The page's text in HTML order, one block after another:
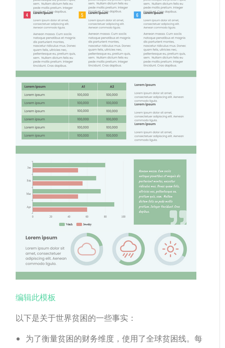
编辑此模板
以下是关于世界贫困的一些事实：
为了衡量贫困的财务维度，使用了全球贫困线。每